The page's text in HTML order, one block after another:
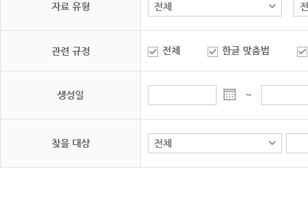
자료 유형
관련 규정 전체 한글 맞춤법
생성일 ~
찾을 대상